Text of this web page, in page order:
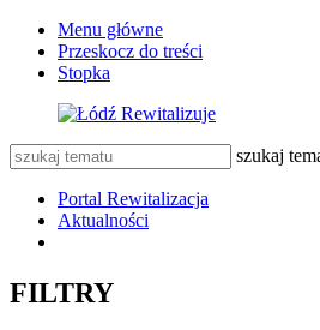
Menu główne
Przeskocz do treści
Stopka
szukaj
Portal Rewitalizacja
Aktualności
FILTRY